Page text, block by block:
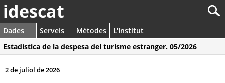
idescat
Dades Serveis Mètodes
L'Institut
Estadística de la despesa del turisme estranger. 05/2026
2 de juliol de 2026